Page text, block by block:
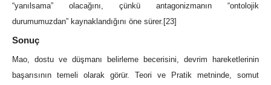
“yanılsama” olacağını, çünkü antagonizmanın “ontolojik
durumumuzdan” kaynaklandığını öne sürer. [23]
Sonuç
Mao, dostu ve düşmanı belirleme becerisini, devrim hareketlerinin
başarısının temeli olarak görür. Teori ve Pratik metninde, somut